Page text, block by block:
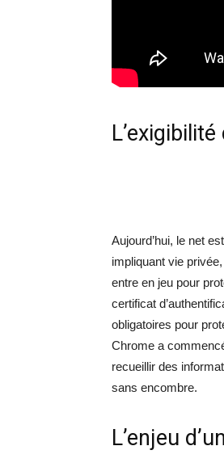
Aujourd’hui, le net
impliquant vie
entre en jeu pour
certificat
obligatoires pour
Chrome a
recueillir des
sans encombre.
L’enjeu